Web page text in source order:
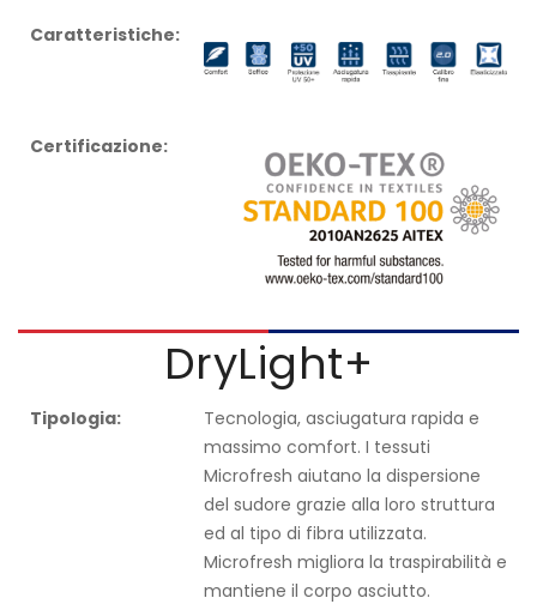
Caratteristiche:
Certificazione:
DryLight+
Tipologia:
Tecnologia, asciugatura rapida e
massimo comfort. I tessuti
Microfresh aiutano la dispersione
del sudore grazie alla loro struttura
ed al tipo di fibra utilizzata.
Microfresh migliora la traspirabilità e
mantiene il corpo asciutto.